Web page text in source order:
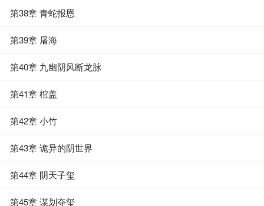
第38章 青蛇报恩
第39章 屠海
第40章 九幽阴风断龙脉
第41章 棺盖
第42章 小竹
第43章 诡异的阴世界
第44章 阴天子玺
第45章 谋划夺玺